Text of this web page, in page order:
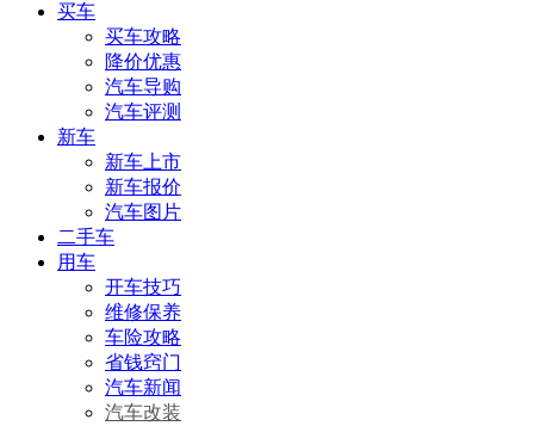
买车
买车攻略
降价优惠
汽车导购
汽车评测
新车
新车上市
新车报价
汽车图片
二手车
用车
开车技巧
维修保养
车险攻略
省钱窍门
汽车新闻
汽车改装